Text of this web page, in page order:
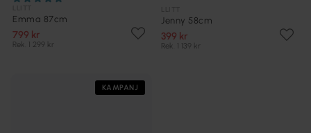
Emma 87cm
799 kr
Rek. 1 299 kr
Jenny 58cm
399 kr
Rek. 1 139 kr
KAMPANJ